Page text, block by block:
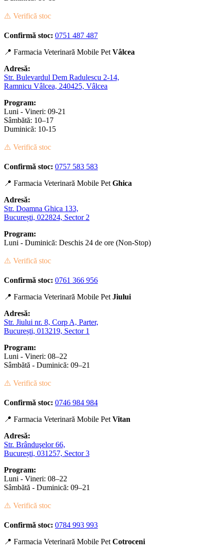
⚠️ Verifică stoc
Confirmă stoc: 0751 487 487
📍 Farmacia Veterinară Mobile Pet Vâlcea
Adresă:
Str. Bulevardul Dem Radulescu 2-14,
Ramnicu Vâlcea, 240425, Vâlcea
Program:
Luni - Vineri: 09-21
Sâmbătă: 10–17
Duminică: 10-15
⚠️ Verifică stoc
Confirmă stoc: 0757 583 583
📍 Farmacia Veterinară Mobile Pet Ghica
Adresă:
Str. Doamna Ghica 133,
București, 022824, Sector 2
Program:
Luni - Duminică: Deschis 24 de ore (Non-Stop)
⚠️ Verifică stoc
Confirmă stoc: 0761 366 956
📍 Farmacia Veterinară Mobile Pet Jiului
Adresă:
Str. Jiului nr. 8, Corp A, Parter,
București, 013219, Sector 1
Program:
Luni - Vineri: 08–22
Sâmbătă - Duminică: 09–21
⚠️ Verifică stoc
Confirmă stoc: 0746 984 984
📍 Farmacia Veterinară Mobile Pet Vitan
Adresă:
Str. Brânduşelor 66,
București, 031257, Sector 3
Program:
Luni - Vineri: 08–22
Sâmbătă - Duminică: 09–21
⚠️ Verifică stoc
Confirmă stoc: 0784 993 993
📍 Farmacia Veterinară Mobile Pet Cotroceni